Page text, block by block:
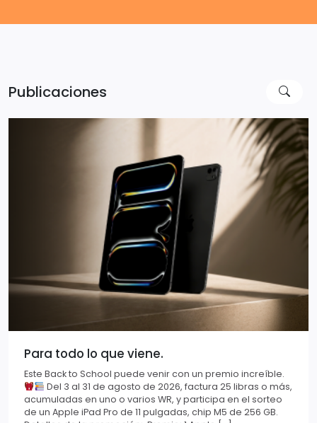
Publicaciones
Para todo lo que viene.
Este Back to School puede venir con un premio increíble.
Del 3 al 31 de agosto de 2026, factura 25 libras o más,
acumuladas en uno o varios WR, y participa en el sorteo
de un Apple iPad Pro de 11 pulgadas, chip M5 de 256 GB.